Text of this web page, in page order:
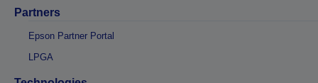
Partners
Epson Partner Portal
LPGA